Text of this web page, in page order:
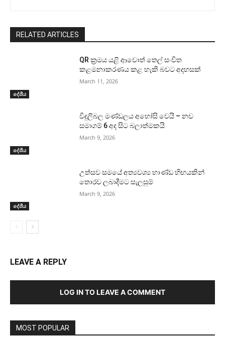
RELATED ARTICLES
දේශීය
QR ක්‍රමය යළි ආවොත් තෙල් සංචිත
කළමනාකරණය කළ හැකි බවට අදහසක්
March 11, 2026
දේශීය
විදුලිබල මණ්ඩලය අහෝසි වෙයි – නව
සමාගම් 6 අද සිට බලාත්මකයි
March 9, 2026
දේශීය
උත්සව සමයේ අත්‍යවශ්‍ය භාණ්ඩ හිඟයකින්
තොරව ලබාදීමට සැලසුම්
March 9, 2026
LEAVE A REPLY
LOG IN TO LEAVE A COMMENT
MOST POPULAR